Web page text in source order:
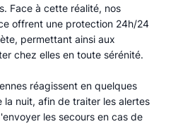
Face à cette réalité, nos
offrent une protection 24h/24
permettant ainsi aux
chez elles en toute sérénité.​
réagissent en quelques
la nuit, afin de traiter les alertes
les secours en cas de